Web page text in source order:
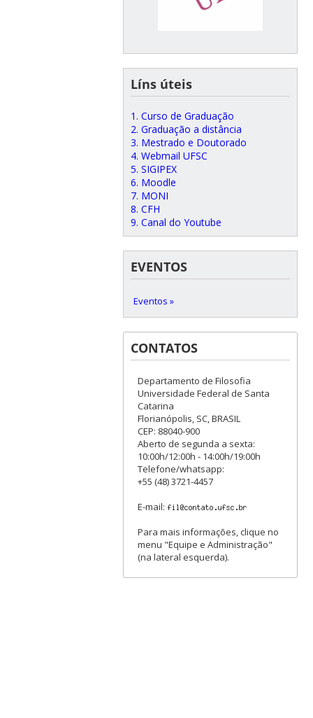
Líns úteis
1. Curso de Graduação
2. Graduação a distância
3. Mestrado e Doutorado
4. Webmail UFSC
5. SIGIPEX
6. Moodle
7. MONI
8. CFH
9. Canal do Youtube
EVENTOS
Eventos »
CONTATOS
Departamento de Filosofia
Universidade Federal de Santa
Catarina
Florianópolis, SC, BRASIL
CEP: 88040-900
Aberto de segunda a sexta:
10:00h/12:00h - 14:00h/19:00h
Telefone/whatsapp:
+55 (48) 3721-4457
E-mail:
Para mais informações, clique no
menu "Equipe e Administração"
(na lateral esquerda).